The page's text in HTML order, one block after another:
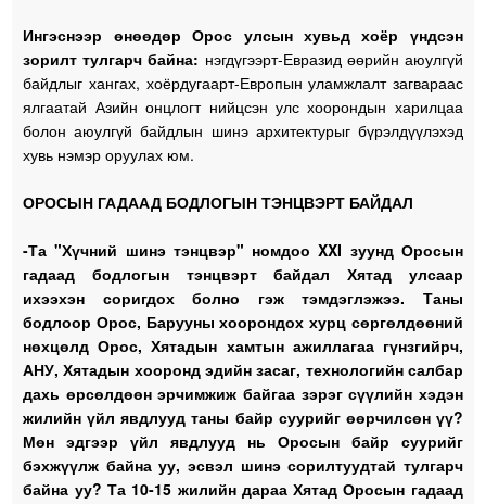
Ингэснээр өнөөдөр Орос улсын хувьд хоёр үндсэн
зорилт тулгарч байна: нэгдүгээрт-Евразид өөрийн аюулгүй
байдлыг хангах, хоёрдугаарт-Европын уламжлалт загвараас
ялгаатай Азийн онцлогт нийцсэн улс хоорондын харилцаа
болон аюулгүй байдлын шинэ архитектурыг бүрэлдүүлэхэд
хувь нэмэр оруулах юм.
ОРОСЫН ГАДААД БОДЛОГЫН ТЭНЦВЭРТ БАЙДАЛ
-Та "Хүчний шинэ тэнцвэр" номдоо XXI зуунд Оросын
гадаад бодлогын тэнцвэрт байдал Хятад улсаар
ихээхэн соригдох болно гэж тэмдэглэжээ. Таны
бодлоор Орос, Барууны хоорондох хурц сөргөлдөөний
нөхцөлд Орос, Хятадын хамтын ажиллагаа гүнзгийрч,
АНУ, Хятадын хооронд эдийн засаг, технологийн салбар
дахь өрсөлдөөн эрчимжиж байгаа зэрэг сүүлийн хэдэн
жилийн үйл явдлууд таны байр суурийг өөрчилсөн үү?
Мөн эдгээр үйл явдлууд нь Оросын байр суурийг
бэхжүүлж байна уу, эсвэл шинэ сорилтуудтай тулгарч
байна уу? Та 10-15 жилийн дараа Хятад Оросын гадаад